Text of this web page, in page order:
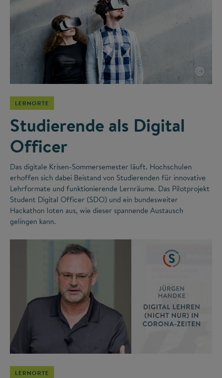
©
LERNORTE
Studierende als Digital
Officer
Das digitale Krisen-Sommersemester läuft. Hochschulen
erhoffen sich dabei Beistand von Studierenden für innovative
Lehrformate und funktionierende Lernräume. Das Pilotprojekt
Student Digital Officer (SDO) und ein bundesweiter
Hackathon loten aus, wie dieser spannende Austausch
gelingen kann.
LERNORTE